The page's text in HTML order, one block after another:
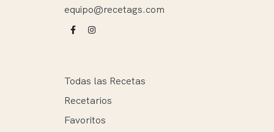
equipo@recetags.com
Todas las Recetas
Recetarios
Favoritos